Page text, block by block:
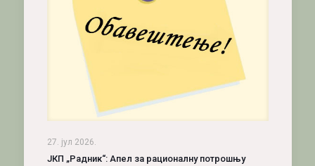
27. јул 2026.
ЈКП „Радник“: Апел за рационалну потрошњу